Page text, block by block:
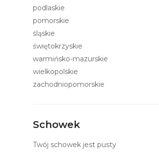
podlaskie
pomorskie
śląskie
świętokrzyskie
warmińsko-mazurskie
wielkopolskie
zachodniopomorskie
Schowek
Twój schowek jest pusty